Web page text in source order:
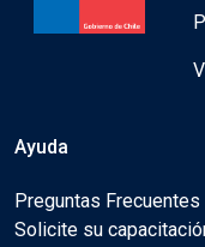
Ayuda
Preguntas Frecuentes
Solicite su